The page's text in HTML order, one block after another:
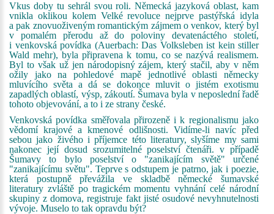
Vkus doby tu sehrál svou roli. Německá jazyková oblast, kam
vnikla oklikou kolem Velké revoluce nejprve pastýřská idyla
a pak znovuoživeným romantickým zájmem o venkov, který byl
v pomalém přerodu až do poloviny devatenáctého století,
i venkovská povídka (Auerbach: Das Volksleben ist kein stiller
Wald mehr), byla připravena k tomu, co se nazývá realismem.
Byl to však už jen národopisný zájem, který stačil, aby v něm
ožily jako na pohledové mapě jednotlivé oblasti německy
mluvícího světa a dá se dokonce mluvit o jistém exotismu
zapadlých oblastí, výsp, zákoutí. Šumava byla v neposlední řadě
tohoto objevování, a to i ze strany české.
Venkovská povídka směřovala přirozeně i k regionalismu jako
vědomí krajové a kmenové odlišnosti. Vidíme-li navíc před
sebou jako živého i příjemce této literatury, slyšíme my sami
nakonec její dosud srozumitelné poselství čtenáři. v případě
Šumavy to bylo poselství o "zanikajícím světě" určené
"zanikajícímu světu". Teprve s odstupem je patrno, jak i poezie,
která postupně převážila ve skladbě německé šumavské
literatury zvláště po tragickém momentu vyhnání celé národní
skupiny z domova, registruje fakt jisté osudové nevyhnutelnosti
vývoje. Muselo to tak opravdu být?